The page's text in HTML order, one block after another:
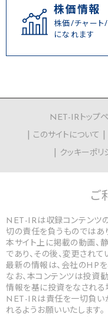
株価情報
株価/チャート
になれます
NET-IRトップ
このサイトについて
クッキーポリ
ご
NET-IRは収録コンテンツ
切の責任を負うものではあ
本サイト上に掲載の動画、
であり、その後、変更されて
最新の情報は、会社のHPを
なお、本コンテンツは投資
情報を基に投資をなされる
NET-IRは責任を一切負い
れるようお願いいたします。